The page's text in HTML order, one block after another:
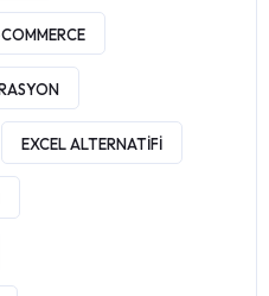
EXCEL ALTERNATIFI